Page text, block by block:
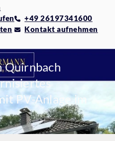
+49 26197341600
Kontakt aufnehmen
Quirnbach
PV-Anlage im